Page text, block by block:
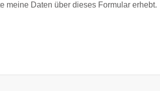
meine Daten über dieses Formular erhebt.